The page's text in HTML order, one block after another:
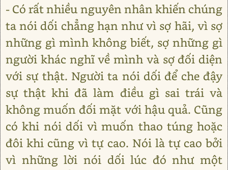
- Có rất nhiều nguyên nhân khiến chúng
ta nói dối chẳng hạn như vì sợ hãi, vì sợ
những gì mình không biết, sợ những gì
người khác nghĩ về mình và sợ đối diện
với sự thật. Người ta nói dối để che đậy
sự thật khi đã làm điều gì sai trái và
không muốn đối mặt với hậu quả. Cũng
có khi nói dối vì muốn thao túng hoặc
đôi khi cũng vì tự cao. Nói là tự cao bởi
vì những lời nói dối lúc đó như một